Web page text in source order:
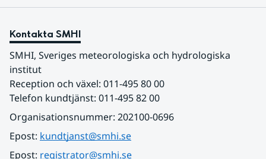
Kontakta SMHI
SMHI, Sveriges meteorologiska och hydrologiska
institut
Reception och växel: 011-495 80 00
Telefon kundtjänst: 011-495 82 00
Organisationsnummer: 202100-0696
Epost: kundtjanst@smhi.se
Epost: registrator@smhi.se